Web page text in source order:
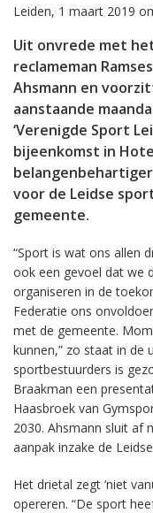
Leiden, 1 maart 2019
Uit onvrede met
reclameman
Ahsmann en
aanstaande
‘Verenigde Sport
bijeenkomst in
voor de Leidse
gemeente.
“Sport is wat ons allen
ook een gevoel dat we
organiseren in de
Federatie ons
met de gemeente.
kunnen,” zo staat in de
sportbestuurders is
Braakman een
Haasbroek van
2030. Ahsmann sluit af
aanpak inzake de
Het drietal zegt ‘niet
opereren. “De sport